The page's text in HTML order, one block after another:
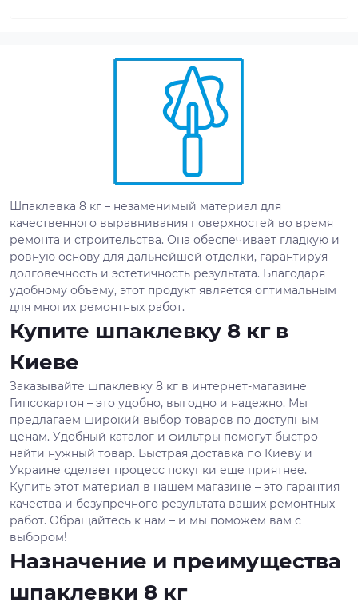
Шпаклевка 8 кг – незаменимый материал для
качественного выравнивания поверхностей во время
ремонта и строительства. Она обеспечивает гладкую и
ровную основу для дальнейшей отделки, гарантируя
долговечность и эстетичность результата. Благодаря
удобному объему, этот продукт является оптимальным
для многих ремонтных работ.
Купите шпаклевку 8 кг в
Киеве
Заказывайте шпаклевку 8 кг в интернет-магазине
Гипсокартон – это удобно, выгодно и надежно. Мы
предлагаем широкий выбор товаров по доступным
ценам. Удобный каталог и фильтры помогут быстро
найти нужный товар. Быстрая доставка по Киеву и
Украине сделает процесс покупки еще приятнее.
Купить этот материал в нашем магазине – это гарантия
качества и безупречного результата ваших ремонтных
работ. Обращайтесь к нам – и мы поможем вам с
выбором!
Назначение и преимущества
шпаклевки 8 кг